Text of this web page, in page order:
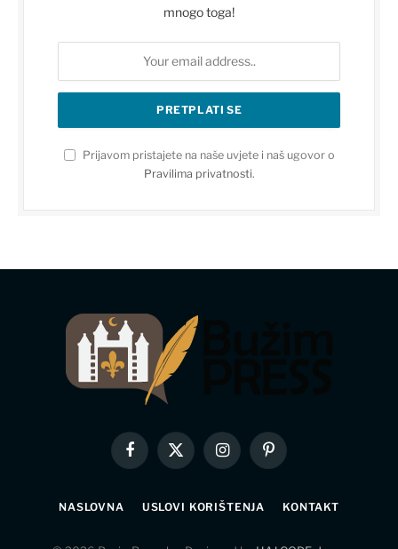
mnogo toga!
Prijavom pristajete na naše uvjete i naš ugovor o
Pravilima privatnosti.
Facebook
X
(Twitter)
InstagramPinterest
NASLOVNA USLOVI KORIŠTENJA KONTAKT